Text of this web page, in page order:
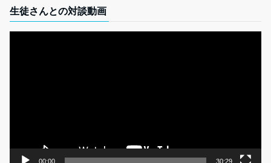
生徒さんとの対談動画
00:00 30:29